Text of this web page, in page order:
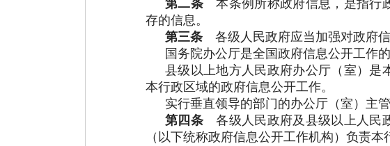
第二条本条例所称政府信息，是指行
存的信息。
第三条 各级人民政府应当加强对政府信
国务院办公厅是全国政府信息公开工作
县级以上地方人民政府办公厅（室）是
本行政区域的政府信息公开工作。
实行垂直领导的部门的办公厅（室）主
第四条 各级人民政府及县级以上人民
（以下统称政府信息公开工作机构）负责